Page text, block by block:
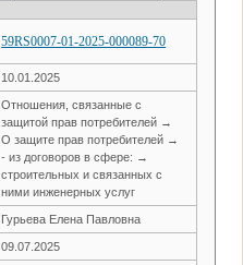
59RS0007-01-2025-000089-70
10.01.2025
Отношения, связанные с
защитой прав потребителей →
О защите прав потребителей →
- из договоров в сфере: →
строительных и связанных с
ними инженерных услуг
Гурьева Елена Павловна
09.07.2025